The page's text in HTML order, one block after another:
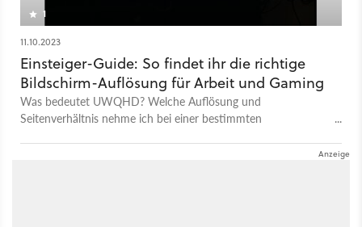
1
11.10.2023
Einsteiger-Guide: So findet ihr die richtige
Bildschirm-Auflösung für Arbeit und Gaming
Was bedeutet UWQHD? Welche Auflösung und
Seitenverhältnis nehme ich bei einer bestimmten